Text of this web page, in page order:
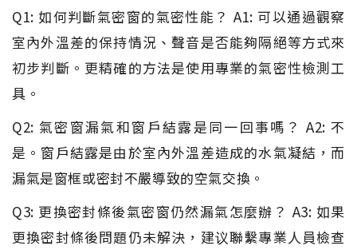
Q1: 如何判斷氣密窗的氣密性能？ A1: 可以通過觀察
室內外溫差的保持情況、聲音是否能夠隔絕等方式來
初步判斷。更精確的方法是使用專業的氣密性檢測工
具。
Q2: 氣密窗漏氣和窗戶結露是同一回事嗎？ A2: 不
是。窗戶結露是由於室內外溫差造成的水氣凝結，而
漏氣是窗框或密封不嚴導致的空氣交換。
Q3: 更換密封條後氣密窗仍然漏氣怎麼辦？ A3: 如果
更換密封條後問題仍未解決，建议聯繫專業人員檢查